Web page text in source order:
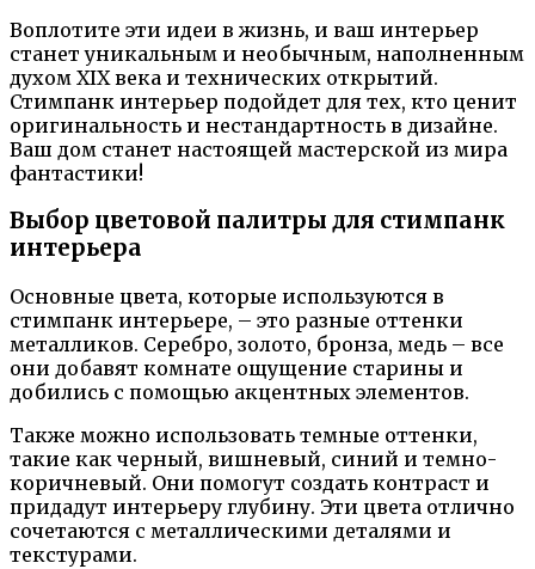
Воплотите эти идеи в жизнь, и ваш интерьер
станет уникальным и необычным, наполненным
духом XIX века и технических открытий.
Стимпанк интерьер подойдет для тех, кто ценит
оригинальность и нестандартность в дизайне.
Ваш дом станет настоящей мастерской из мира
фантастики!
Выбор цветовой палитры для стимпанк
интерьера
Основные цвета, которые используются в
стимпанк интерьере, – это разные оттенки
металликов. Серебро, золото, бронза, медь – все
они добавят комнате ощущение старины и
добились с помощью акцентных элементов.
Также можно использовать темные оттенки,
такие как черный, вишневый, синий и темно-
коричневый. Они помогут создать контраст и
придадут интерьеру глубину. Эти цвета отлично
сочетаются с металлическими деталями и
текстурами.